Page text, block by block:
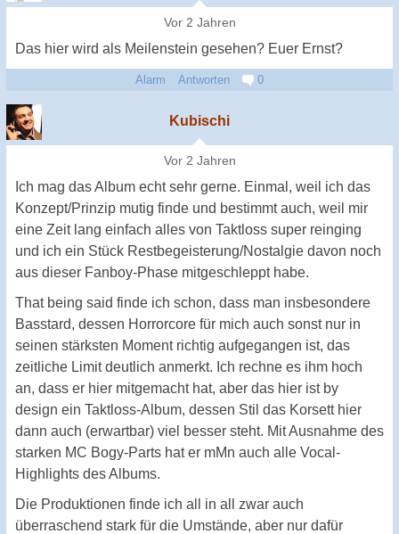
Vor 2 Jahren
Das hier wird als Meilenstein gesehen? Euer Ernst?
Alarm Antworten 0
Kubischi
Vor 2 Jahren
Ich mag das Album echt sehr gerne. Einmal, weil ich das
Konzept/Prinzip mutig finde und bestimmt auch, weil mir
eine Zeit lang einfach alles von Taktloss super reinging
und ich ein Stück Restbegeisterung/Nostalgie davon noch
aus dieser Fanboy-Phase mitgeschleppt habe.
That being said finde ich schon, dass man insbesondere
Basstard, dessen Horrorcore für mich auch sonst nur in
seinen stärksten Moment richtig aufgegangen ist, das
zeitliche Limit deutlich anmerkt. Ich rechne es ihm hoch
an, dass er hier mitgemacht hat, aber das hier ist by
design ein Taktloss-Album, dessen Stil das Korsett hier
dann auch (erwartbar) viel besser steht. Mit Ausnahme des
starken MC Bogy-Parts hat er mMn auch alle Vocal-
Highlights des Albums.
Die Produktionen finde ich all in all zwar auch
überraschend stark für die Umstände, aber nur dafür